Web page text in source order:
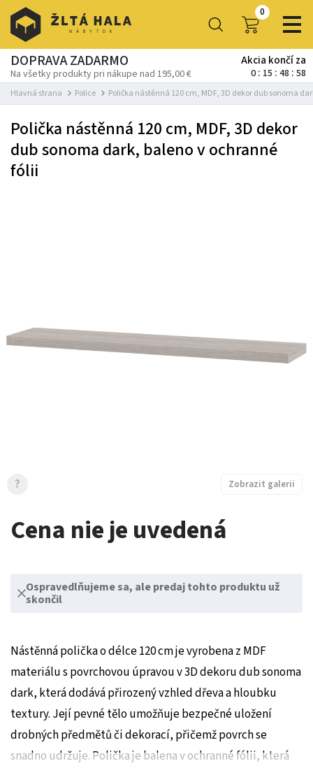
0
DOPRAVA ZADARMO
Na všetky produkty pri nákupe nad 195,00 €
Akcia končí za
0 15 48 56
Hlavná strana Police Polička nástěnná 120 cm, MDF, 3D dekor dub sonoma
Cena nie je uvedená
Ospravedlňujeme sa, ale predaj tohto produktu už
skončil
Polička nástěnná 120 cm, MDF, 3D dekor
dub sonoma dark, baleno v ochranné
fólii
Zobrazit galerii
?
Nástěnná polička o délce 120 cm je vyrobena z MDF
materiálu s povrchovou úpravou v 3D dekoru dub sonoma
dark, která dodává přirozený vzhled dřeva a hloubku
textury. Její pevné tělo umožňuje bezpečné uložení
drobných předmětů či dekorací, přičemž povrch se
snadno udržuje. Polička je balena v ochranné fólii, která